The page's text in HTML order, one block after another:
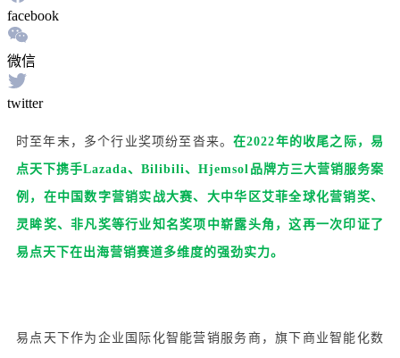
facebook
微信
twitter
时至年末，多个行业奖项纷至沓来。在2022年的收尾之际，易
点天下携手Lazada、Bilibili、Hjemsol品牌方三大营销服务案
例，在中国数字营销实战大赛、大中华区艾菲全球化营销奖、
灵眸奖、非凡奖等行业知名奖项中崭露头角，这再一次印证了
易点天下在出海营销赛道多维度的强劲实力。
易点天下作为企业国际化智能营销服务商，旗下商业智能化数